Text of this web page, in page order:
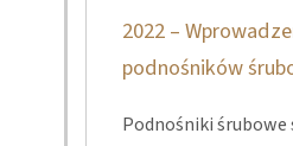
2022 –
podnośników
Podnośniki śrubowe